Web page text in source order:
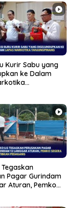
Kurir Sabu yang
ke Dalam
Pagar Gurindam
Aturan, Pemko